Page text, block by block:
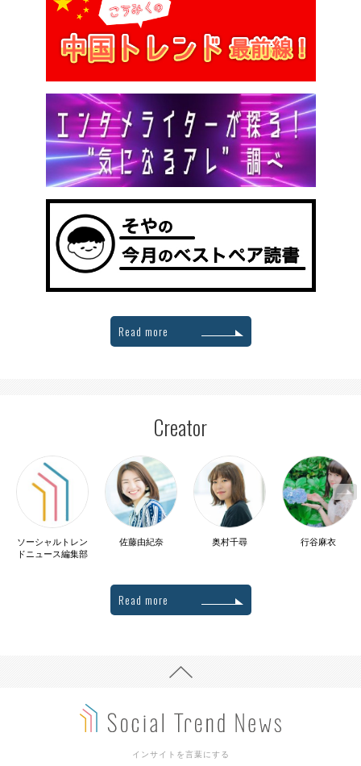
Read more
Creator
ソーシャルトレン
ドニュース編集部
佐藤由紀奈 奥村千尋 行谷麻衣
Read more
インサイトを言葉にする